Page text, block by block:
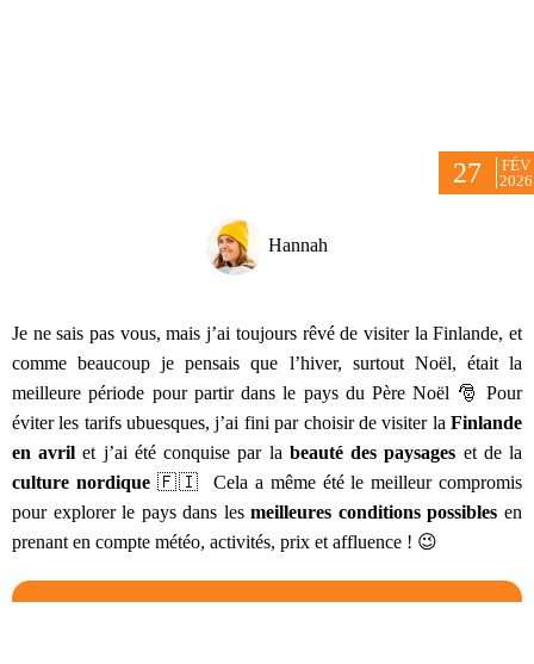
27
FÉV
2026
Hannah
Je ne sais pas vous, mais j’ai toujours rêvé de visiter la Finlande, et
comme beaucoup je pensais que l’hiver, surtout Noël, était la
meilleure période pour partir dans le pays du Père Noël 🎅 Pour
éviter les tarifs ubuesques, j’ai fini par choisir de visiter la Finlande
en avril et j’ai été conquise par la beauté des paysages et de la
culture nordique🇫🇮 Cela a même été le meilleur compromis
pour explorer le pays dans lesmeilleures conditions possibles en
prenant en compte météo, activités, prix et affluence ! 😉
SOMMAIRE